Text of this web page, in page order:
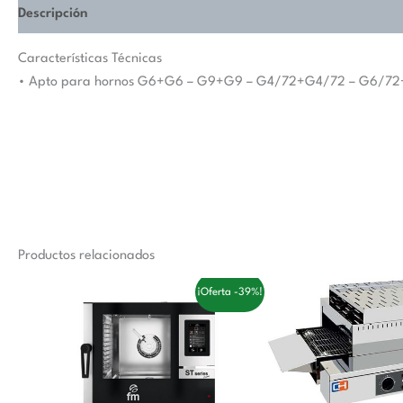
Descripción
Características Técnicas
• Apto para hornos G6+G6 – G9+G9 – G4/72+G4/72 – G6/
Productos relacionados
¡Oferta -39%!
precio
original
era:
6.200,00 €.
precio
actual
es:
3.770,00 €.
El
precio
original
era:
1.484,00
El